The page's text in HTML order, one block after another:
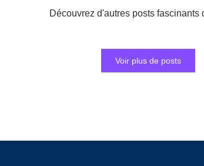
Découvrez d'autres posts fascinants
Voir plus de posts